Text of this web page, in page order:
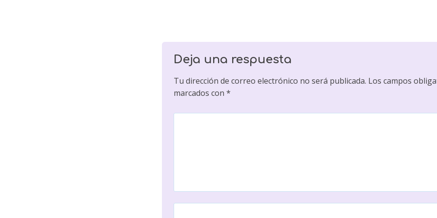
Deja una respuesta
Tu dirección de correo electrónico no será publicada. Los campos
marcados con *